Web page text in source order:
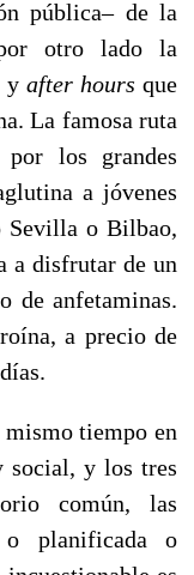
pública– de la
otro lado la
y after hours que
La famosa ruta
por los grandes
a jóvenes
Sevilla o Bilbao,
a disfrutar de un
de anfetaminas.
a precio de
tiempo en
social, y los tres
común, las
o planificada o